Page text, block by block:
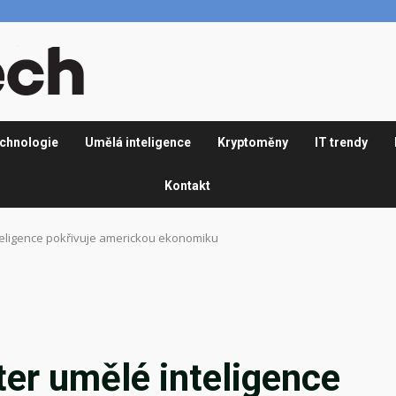
Umělá inteligence Kryptoměny IT trendy
Kontakt
pokřivuje americkou ekonomiku
umělé inteligence